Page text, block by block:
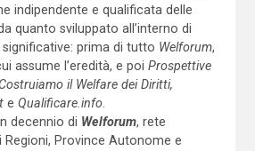
indipendente e qualificata delle
quanto sviluppato all’interno di
prima di tutto Welforum,
assume l’eredità, e poi Prospettive
il Welfare dei Diritti,
e Qualificare.info.
decennio di Welforum, rete
Regioni, Province Autonome e